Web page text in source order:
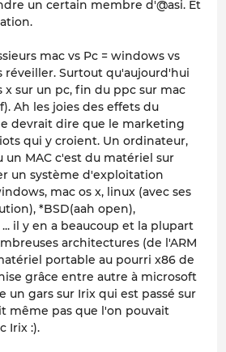
un certain membre d'@asi. Et
mac vs Pc = windows vs
réveiller. Surtout qu'aujourd'hui
x sur un pc, fin du ppc sur mac
Ah les joies des effets du
devrait dire que le marketing
qui y croient. Un ordinateur,
un MAC c'est du matériel sur
un système d'exploitation
mac os x, linux (avec ses
*BSD(aah open),
il y en a beaucoup et la plupart
architectures (de l'ARM
portable au pourri x86 de
grâce entre autre à microsoft
un gars sur Irix qui est passé sur
même pas que l'on pouvait
Irix :).